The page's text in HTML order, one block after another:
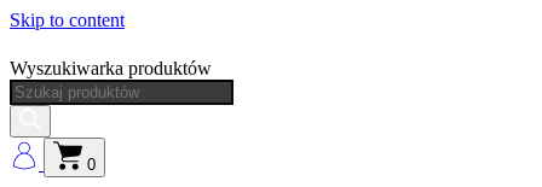
Skip to content
Wyszukiwarka produktów
0